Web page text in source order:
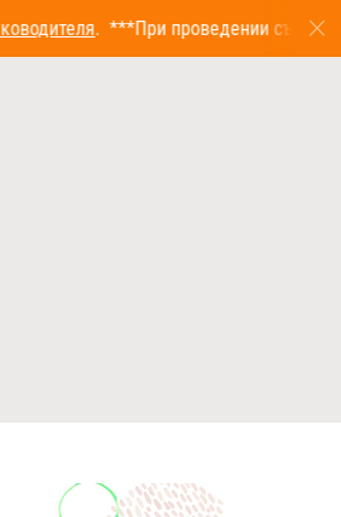
. ***При проведении съемки